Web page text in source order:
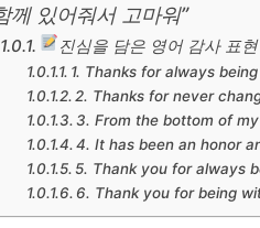
께 있어줘서 고마워”
진심을 담은 영어 감사 표
1. Thanks for always
2. Thanks for never
3. From the bottom of
4. It has been an honor
5. Thank you for always
6. Thank you for being